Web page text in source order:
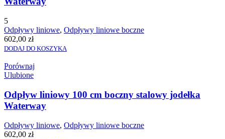
5
Odpływy liniowe, Odpływy liniowe boczne
602,00 zł
DODAJ DO KOSZYKA
Porównaj
Ulubione
Odpływ liniowy 100 cm boczny stalowy jodełka
Waterway
Odpływy liniowe, Odpływy liniowe boczne
602,00 zł